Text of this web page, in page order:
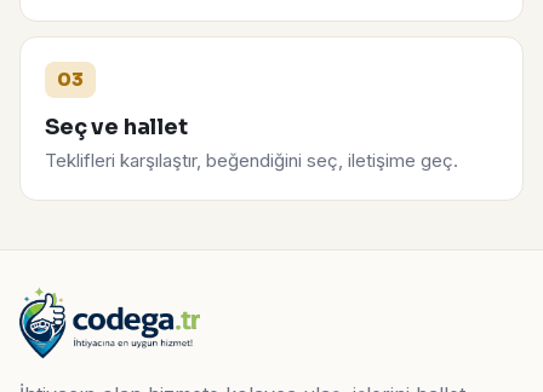
03
Seç ve hallet
Teklifleri karşılaştır, beğendiğini seç, iletişime geç.